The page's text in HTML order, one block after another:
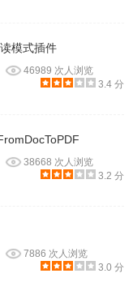
模式插件
46989 次人浏览
3.4 分
38668 次人浏览
3.2 分
7886 次人浏览
3.0 分